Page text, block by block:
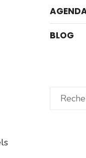
BLOG